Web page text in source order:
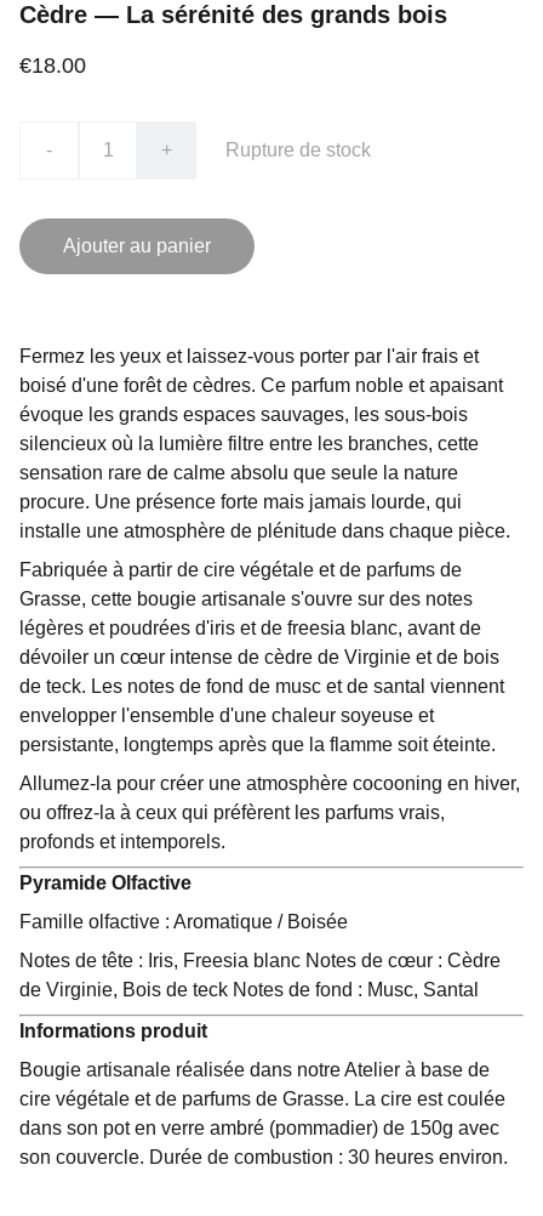
Cèdre — La sérénité des grands bois
€18.00
- + Rupture de stock
Ajouter au panier
Fermez les yeux et laissez-vous porter par l'air frais et
boisé d'une forêt de cèdres. Ce parfum noble et apaisant
évoque les grands espaces sauvages, les sous-bois
silencieux où la lumière filtre entre les branches, cette
sensation rare de calme absolu que seule la nature
procure. Une présence forte mais jamais lourde, qui
installe une atmosphère de plénitude dans chaque pièce.
Fabriquée à partir de cire végétale et de parfums de
Grasse, cette bougie artisanale s'ouvre sur des notes
légères et poudrées d'iris et de freesia blanc, avant de
dévoiler un cœur intense de cèdre de Virginie et de bois
de teck. Les notes de fond de musc et de santal viennent
envelopper l'ensemble d'une chaleur soyeuse et
persistante, longtemps après que la flamme soit éteinte.
Allumez-la pour créer une atmosphère cocooning en hiver,
ou offrez-la à ceux qui préfèrent les parfums vrais,
profonds et intemporels.
Pyramide Olfactive
Famille olfactive : Aromatique / Boisée
Notes de tête : Iris, Freesia blanc Notes de cœur : Cèdre
de Virginie, Bois de teck Notes de fond : Musc, Santal
Informations produit
Bougie artisanale réalisée dans notre Atelier à base de
cire végétale et de parfums de Grasse. La cire est coulée
dans son pot en verre ambré (pommadier) de 150g avec
son couvercle. Durée de combustion : 30 heures environ.